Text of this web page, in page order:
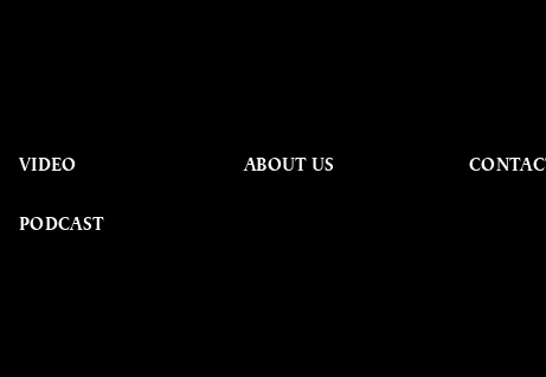
VIDEO
PODCAST
ABOUT US